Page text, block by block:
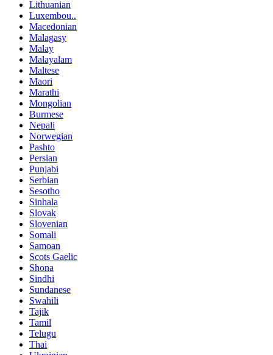
Lithuanian
Luxembou..
Macedonian
Malagasy
Malay
Malayalam
Maltese
Maori
Marathi
Mongolian
Burmese
Nepali
Norwegian
Pashto
Persian
Punjabi
Serbian
Sesotho
Sinhala
Slovak
Slovenian
Somali
Samoan
Scots Gaelic
Shona
Sindhi
Sundanese
Swahili
Tajik
Tamil
Telugu
Thai